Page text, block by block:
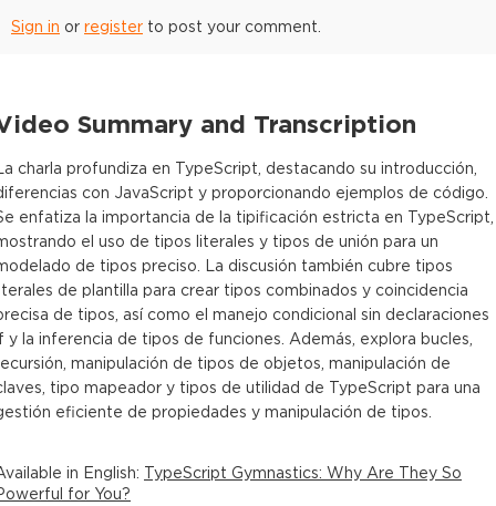
Sign in or register to post your comment.
Summary and Transcription
charla profundiza en TypeScript, destacando su introducción,
con JavaScript y proporcionando ejemplos de código.
enfatiza la importancia de la tipificación estricta en TypeScript,
el uso de tipos literales y tipos de unión para un
de tipos preciso. La discusión también cubre tipos
de plantilla para crear tipos combinados y coincidencia
de tipos, así como el manejo condicional sin declaraciones
y la inferencia de tipos de funciones. Además, explora bucles,
manipulación de tipos de objetos, manipulación de
tipo mapeador y tipos de utilidad de TypeScript para una
eficiente de propiedades y manipulación de tipos.
in English: TypeScript Gymnastics: Why Are They So
for You?